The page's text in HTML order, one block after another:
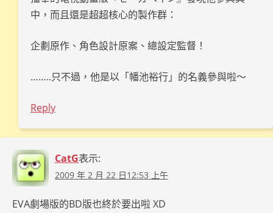
中，而且還是超超核心的製作群：
企劃原作、角色設計原案、總設定監督！
……..只不過，他是以「幡池裕行」的名義參與啦～
Reply
CatG表示:
2009 年 2 月 22 日12:53 上午
EVA劇場版的BD版也終於要出啦 XD